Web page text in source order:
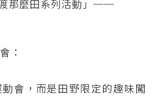
那麼田系列活動」──
：
會，而是田野限定的趣味闖